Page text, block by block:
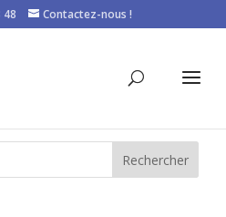
48 Contactez-nous !
Rechercher